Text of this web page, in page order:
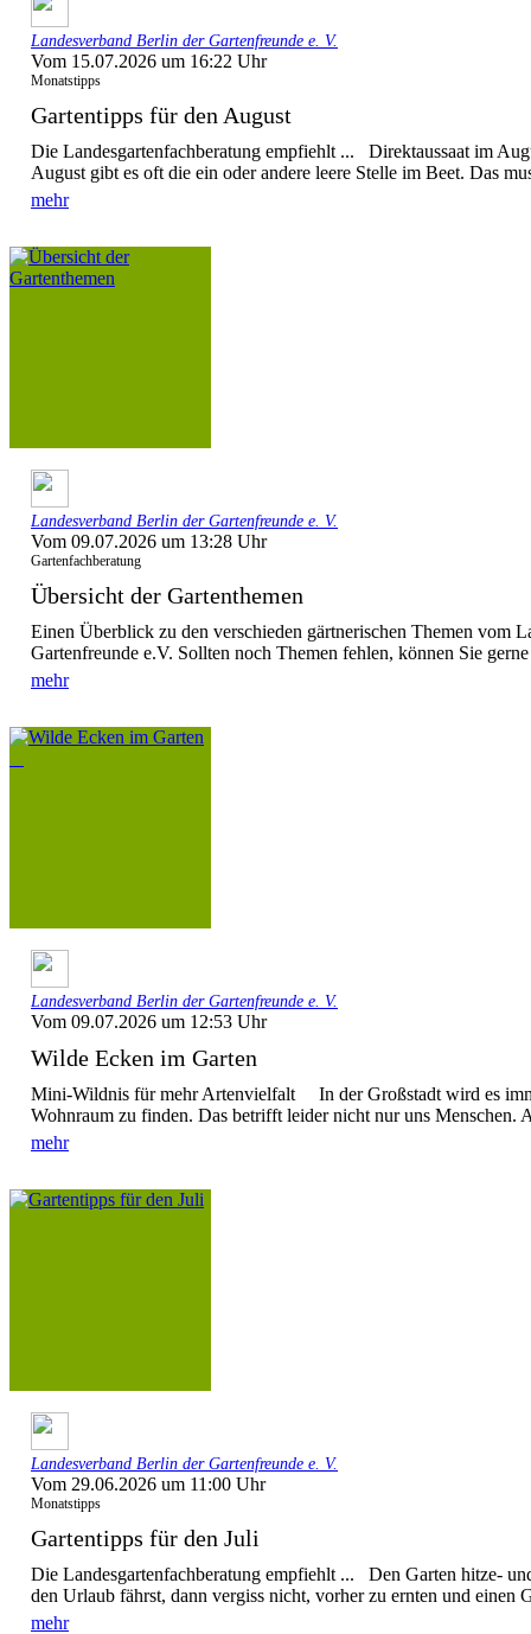
Landesverband Berlin der Gartenfreunde e. V.
Vom 15.07.2026 um 16:22 Uhr
Monatstipps
Gartentipps für den August
Die Landesgartenfachberatung empfiehlt ... Direktaussaat im
August gibt es oft die ein oder andere leere Stelle im Beet. Das
mehr
Landesverband Berlin der Gartenfreunde e. V.
Vom 09.07.2026 um 13:28 Uhr
Gartenfachberatung
Übersicht der Gartenthemen
Einen Überblick zu den verschieden gärtnerischen Themen vom
Gartenfreunde e.V. Sollten noch Themen fehlen, können Sie
mehr
Landesverband Berlin der Gartenfreunde e. V.
Vom 09.07.2026 um 12:53 Uhr
Wilde Ecken im Garten
Mini-Wildnis für mehr Artenvielfalt In der Großstadt wird es
Wohnraum zu finden. Das betrifft leider nicht nur uns Menschen.
mehr
Landesverband Berlin der Gartenfreunde e. V.
Vom 29.06.2026 um 11:00 Uhr
Monatstipps
Gartentipps für den Juli
Die Landesgartenfachberatung empfiehlt ... Den Garten hitze-
den Urlaub fährst, dann vergiss nicht, vorher zu ernten und einen
mehr